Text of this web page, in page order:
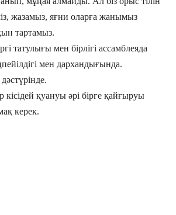
жазамыз, яғни оларға жанымыз
тартамыз.
татулығы мен бірлігі ассамблеяда
мен дархандығында.
кісідей қуануы әрі бірге қайғыруы
керек.